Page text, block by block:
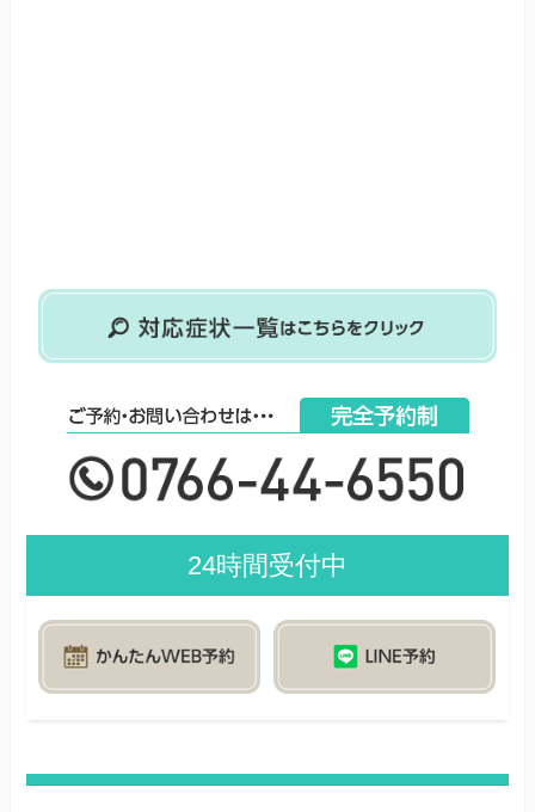
24時間受付中